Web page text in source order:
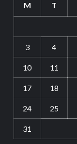
M T
3 4
10 11
17 18
24 25
31